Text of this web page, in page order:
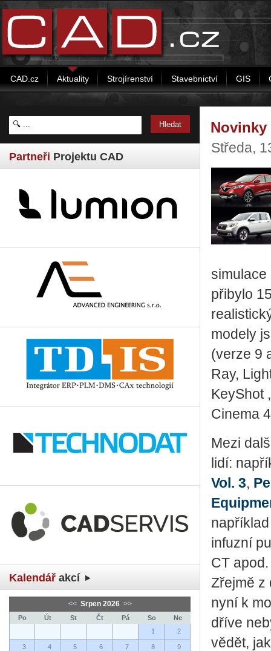
CAD.cz Aktuality Strojírenství Stavebnictví GIS
Partneři Projektu CAD
Kalendář akcí
<< Srpen 2026 >>
Po Út St Čt Pá So
Ne
1
2
3 4 5 6 7 8 9
Novinky
Středa,
simulace
přibylo
modely
(verze 9
Ray,
KeyShot
Cinema
Mezi
lidí:
Vol. 3,
infuzní
CT apod.
Zřejmě z
nyní k
dříve
vědět,